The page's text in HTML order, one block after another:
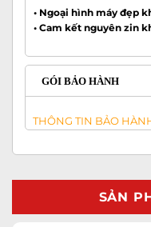
• Ngoại hình máy đẹp
• Cam kết nguyên zin
GÓI BẢO HÀNH
THÔNG TIN BẢO
SẢN